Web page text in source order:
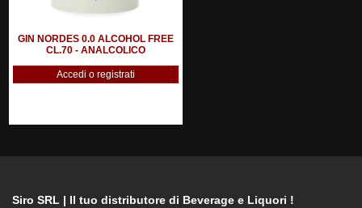
GIN NORDES 0.0 ALCOHOL FREE
CL.70 - ANALCOLICO
Accedi o registrati
Siro SRL | Il tuo distributore di Beverage e Liquori !